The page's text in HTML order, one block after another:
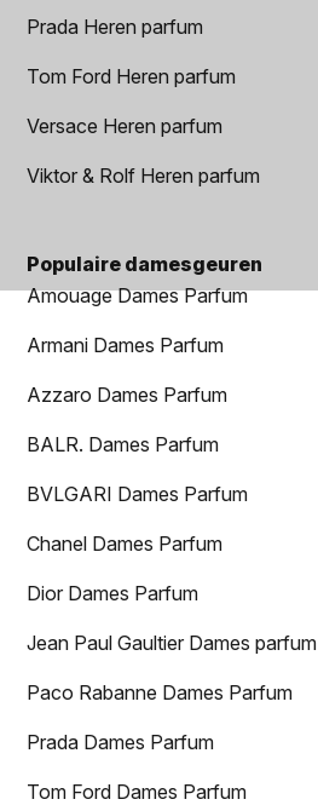
Prada Heren parfum
Tom Ford Heren parfum
Versace Heren parfum
Viktor & Rolf Heren parfum
Populaire damesgeuren
Amouage Dames Parfum
Armani Dames Parfum
Azzaro Dames Parfum
BALR. Dames Parfum
BVLGARI Dames Parfum
Chanel Dames Parfum
Dior Dames Parfum
Jean Paul Gaultier Dames parfum
Paco Rabanne Dames Parfum
Prada Dames Parfum
Tom Ford Dames Parfum